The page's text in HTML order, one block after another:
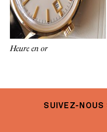
Heure en or
SUIVEZ-NOUS